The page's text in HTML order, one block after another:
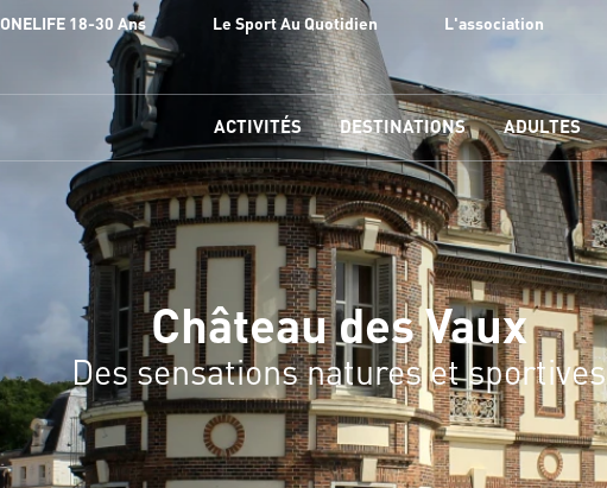
ONELIFE 18-30 Ans Le Sport Au Quotidien L'association
ACTIVITÉS DESTINATIONS ADULTES
Château des Vaux
Des sensations natures et sportives